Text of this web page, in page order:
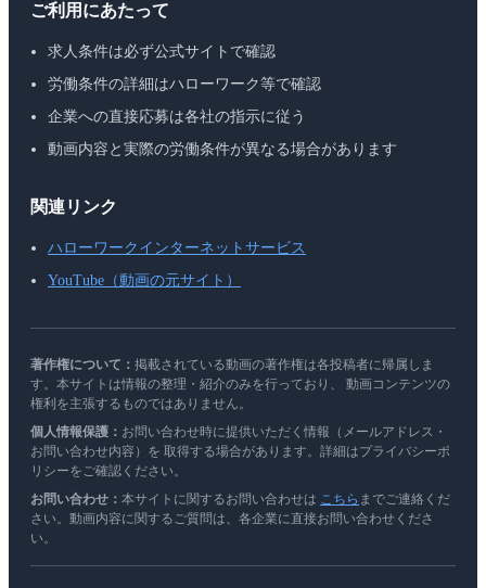
ご利用にあたって
求人条件は必ず公式サイトで確認
労働条件の詳細はハローワーク等で確認
企業への直接応募は各社の指示に従う
動画内容と実際の労働条件が異なる場合があります
関連リンク
ハローワークインターネットサービス
YouTube（動画の元サイト）
著作権について： 掲載されている動画の著作権は各投稿者に帰属しま
す。本サイトは情報の整理・紹介のみを行っており、 動画コンテンツの
権利を主張するものではありません。
個人情報保護： お問い合わせ時に提供いただく情報（メールアドレス・
お問い合わせ内容）を 取得する場合があります。詳細はプライバシーポ
リシーをご確認ください。
お問い合わせ： 本サイトに関するお問い合わせは こちら までご連絡くだ
さい。動画内容に関するご質問は、各企業に直接お問い合わせくださ
い。